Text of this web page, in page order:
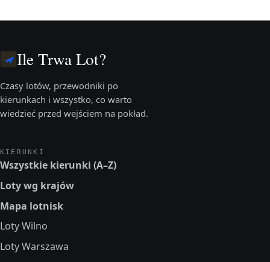
Ile Trwa Lot?
Czasy lotów, przewodniki po
kierunkach i wszystko, co warto
wiedzieć przed wejściem na pokład.
KIERUNKI
Wszystkie kierunki (A–Z)
Loty wg krajów
Mapa lotnisk
Loty Wilno
Loty Warszawa